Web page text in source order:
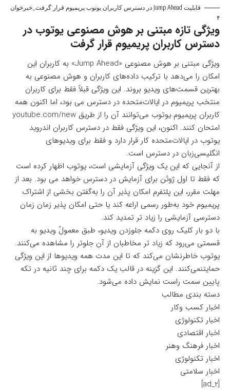
قابلیت Jump Ahead در دسترس کاربران یوتوب پریمیوم قرار گرفت_خبرخوان
۴
ویژگی تازه مبتنی بر هوش مصنوعی یوتوب در
دسترس کاربران پریمیوم قرار گرفت
ویژگی مبتنی بر هوش مصنوعی «Jump Ahead» به کاربران این
امکان را می‌دهد با ترکیب داده‌های کاربران و هوش مصنوعی به
بهترین قسمت‌های ویدیو بروند. این ویژگی قبلاً فقط برای کاربران
منتخب پریمیوم در ایالات‌متحده در دسترس می بود، اما اکنون همه
کاربران پریمیوم یوتوب می‌توانند آن را از طریق youtube.com/new
امتحان کنند. اکنون، این ویژگی فقط در دسترس کاربران اندروید
یوتوب در ایالات‌متحده کار قرار دارد و فقط برای ویدیوهای
انگلیسی‌زبان در دسترس است.
از آنجایی که این یک ویژگی آزمایشی است، یوتوب اظهار کرده است
که فقط تا اول ژوئن برای آزمایش در دسترس خواهد می بود. بعد از
مهلت مقرر، این پلتفرم امکان پذیر آن را به‌گفتن بخشی از اشتراک
پریمیوم خود به‌طور رسمی اراعه کند یا حتی امکان پذیر زمان زمان
دسترسی آزمایشی را زیاد تر تمدید کند.
با دو بار کلیک روی دکمه جلوزدن ویدیو، طبق معمولً ویدیو به
قسمتی می‌رود که زیاد تر مخاطبان از آن جلوتر را مشاهده می‌کنند.
یوتوب خاطرنشان می‌کند که تا این مدت همه ویدیوها از این ویژگی
حمایتنمی‌کنند. این گزینه در قالب یک دکمه برای چند ثانیه در تکه
پایین سمت راست نمایش داده می‌شود.
دسته بندی مطالب
اخبار کسب وکار
اخبار تکنولوژی
اخبار اقتصادی
اخبار فرهنگ وهنر
اخبار تکنولوژی
اخبار سلامتی
[ad_2]